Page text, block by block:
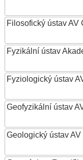
Filosofický ústav AV
Fyzikální ústav
Fyziologický ústav
Geofyzikální ústav
Geologický ústav AV